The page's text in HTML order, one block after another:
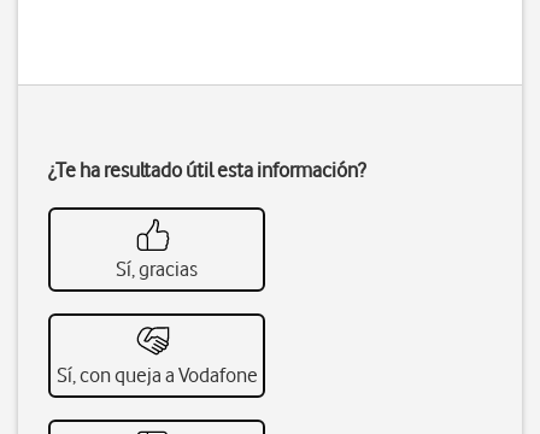
¿Te ha resultado útil esta información?
Sí, gracias
Sí, con queja a Vodafone